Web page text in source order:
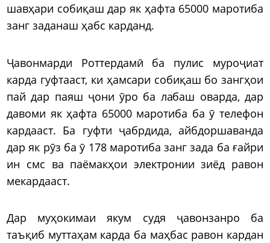
шавҳари собиқаш дар як ҳафта 65000 маротиба
занг заданаш ҳабс карданд.
Ҷавонмарди Роттердамӣ ба пулис муроҷиат
карда гуфтааст, ки ҳамсари собиқаш бо зангҳои
пай дар паяш ҷони ӯро ба лабаш оварда, дар
давоми як ҳафта 65000 маротиба ба ӯ телефон
кардааст. Ба гуфти ҷабрдида, айбдоршаванда
дар як рӯз ба ӯ 178 маротиба занг зада ба ғайри
ин смс ва паёмакҳои электронии зиёд равон
мекардааст.
Дар муҳокимаи якум судя ҷавонзанро ба
таъқиб муттаҳам карда ба маҳбас равон кардан